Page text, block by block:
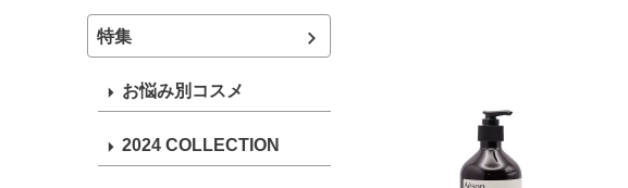
特集
お悩み別コスメ
2024 COLLECTION